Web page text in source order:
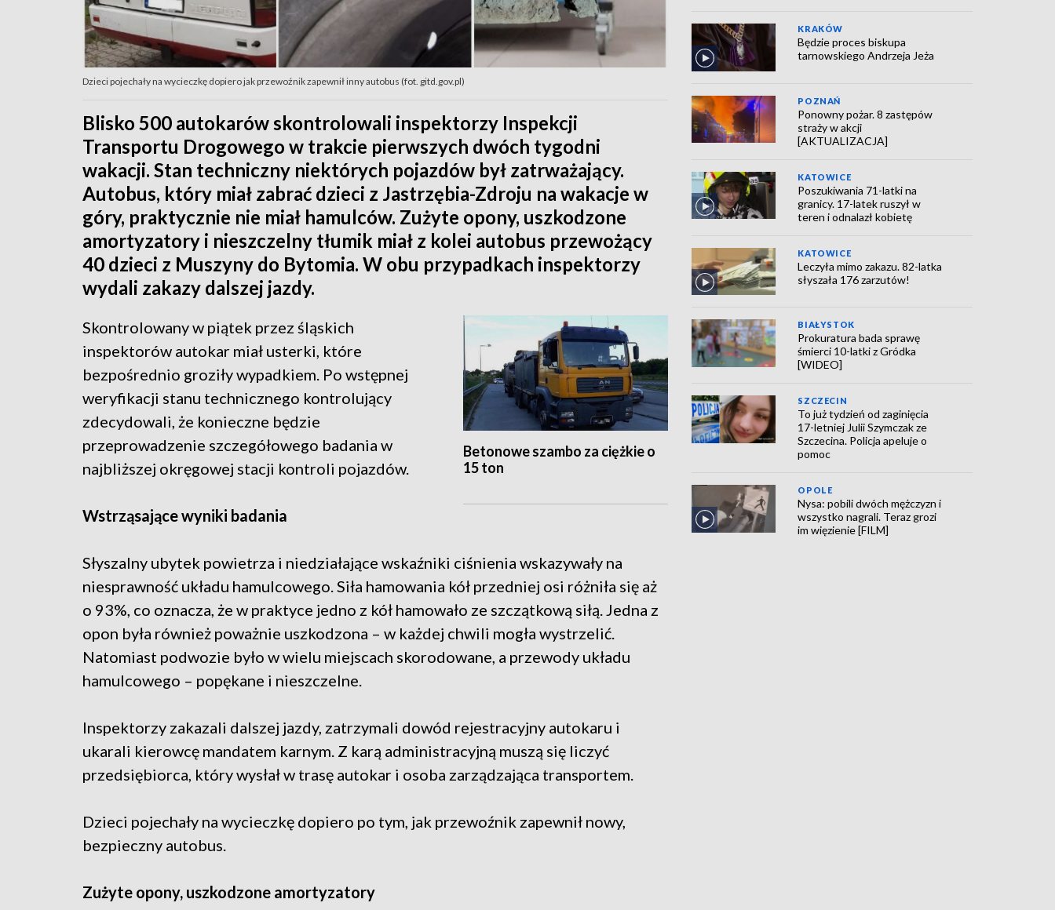
Dzieci pojechały na wycieczkę dopiero jak przewoźnik zapewnił inny autobus (fot. gitd.gov.pl)
Blisko 500 autokarów skontrolowali inspektorzy Inspekcji
Transportu Drogowego w trakcie pierwszych dwóch tygodni
wakacji. Stan techniczny niektórych pojazdów był zatrważający.
Autobus, który miał zabrać dzieci z Jastrzębia-Zdroju na wakacje w
góry, praktycznie nie miał hamulców. Zużyte opony, uszkodzone
amortyzatory i nieszczelny tłumik miał z kolei autobus przewożący
40 dzieci z Muszyny do Bytomia. W obu przypadkach inspektorzy
wydali zakazy dalszej jazdy.
Betonowe szambo za ciężkie o
15 ton
Skontrolowany w piątek przez śląskich
inspektorów autokar miał usterki, które
bezpośrednio groziły wypadkiem. Po wstępnej
weryfikacji stanu technicznego kontrolujący
zdecydowali, że konieczne będzie
przeprowadzenie szczegółowego badania w
najbliższej okręgowej stacji kontroli pojazdów.
Wstrząsające wyniki badania
Słyszalny ubytek powietrza i niedziałające wskaźniki ciśnienia wskazywały na
niesprawność układu hamulcowego. Siła hamowania kół przedniej osi różniła się aż
o 93%, co oznacza, że w praktyce jedno z kół hamowało ze szczątkową siłą. Jedna z
opon była również poważnie uszkodzona – w każdej chwili mogła wystrzelić.
Natomiast podwozie było w wielu miejscach skorodowane, a przewody układu
hamulcowego – popękane i nieszczelne.
Inspektorzy zakazali dalszej jazdy, zatrzymali dowód rejestracyjny autokaru i
ukarali kierowcę mandatem karnym. Z karą administracyjną muszą się liczyć
przedsiębiorca, który wysłał w trasę autokar i osoba zarządzająca transportem.
Dzieci pojechały na wycieczkę dopiero po tym, jak przewoźnik zapewnił nowy,
bezpieczny autobus.
Zużyte opony, uszkodzone amortyzatory
KRAKÓW
Będzie proces biskupa
tarnowskiego Andrzeja Jeża
POZNAŃ
Ponowny pożar. 8 zastępów
straży w akcji
[AKTUALIZACJA]
KATOWICE
Poszukiwania 71-latki na
granicy. 17-latek ruszył w
teren i odnalazł kobietę
KATOWICE
Leczyła mimo zakazu. 82-latka
słyszała 176 zarzutów!
BIAŁYSTOK
Prokuratura bada sprawę
śmierci 10-latki z Gródka
[WIDEO]
SZCZECIN
To już tydzień od zaginięcia
17-letniej Julii Szymczak ze
Szczecina. Policja apeluje o
pomoc
OPOLE
Nysa: pobili dwóch mężczyzn i
wszystko nagrali. Teraz grozi
im więzienie [FILM]